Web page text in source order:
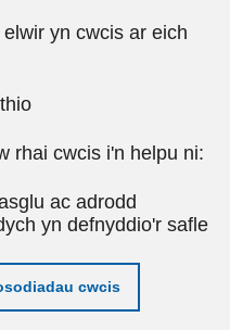
yn cwcis ar eich
rhai cwcis i'n helpu ni:
ac adrodd
yn defnyddio'r safle
cwcis